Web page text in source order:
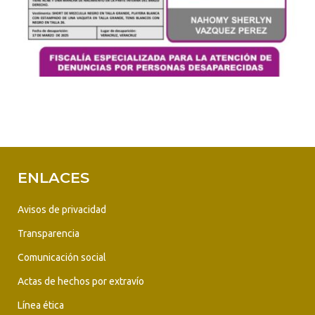
ENLACES
Avisos de privacidad
Transparencia
Comunicación social
Actas de hechos por extravío
Línea ética